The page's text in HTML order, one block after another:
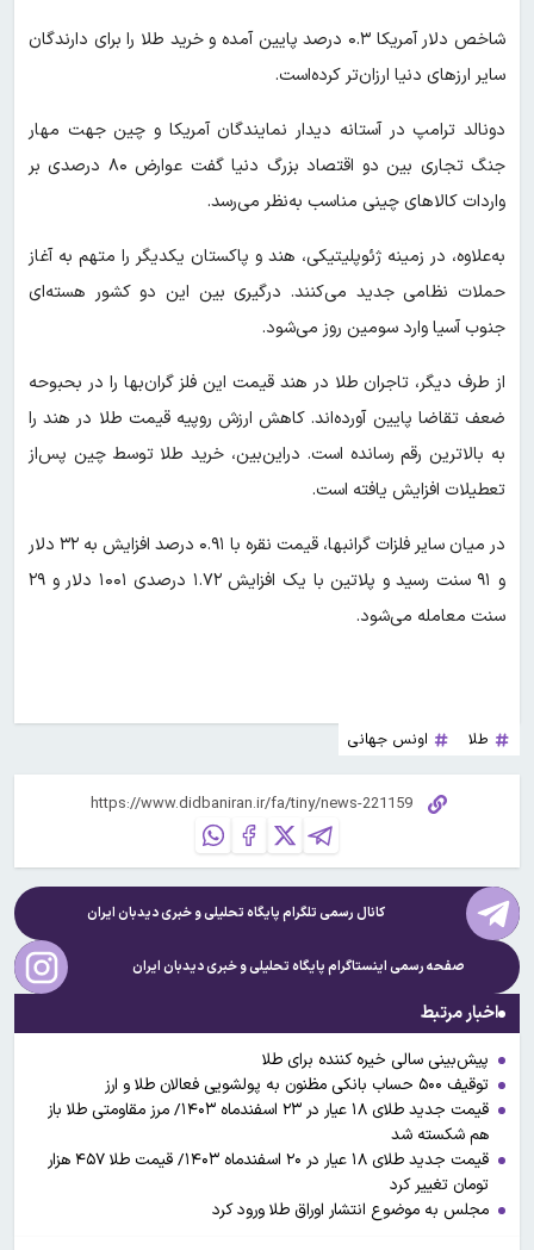
شاخص دلار آمریکا ۰.۳ درصد پایین آمده و خرید طلا را برای دارندگان
سایر ارزهای دنیا ارزان‌تر کرده‌است.
دونالد ترامپ در آستانه دیدار نمایندگان آمریکا و چین جهت مهار
جنگ تجاری بین دو اقتصاد بزرگ دنیا گفت عوارض ۸۰ درصدی بر
واردات کالاهای چینی مناسب به‌نظر می‌رسد.
به‌علاوه، در زمینه ژئوپلیتیکی، هند و پاکستان یکدیگر را متهم به آغاز
حملات نظامی جدید می‌کنند. درگیری بین این دو کشور هسته‌ای
جنوب آسیا وارد سومین روز می‌شود.
از طرف دیگر، تاجران طلا در هند قیمت این فلز گران‌بها را در بحبوحه
ضعف تقاضا پایین آورده‌اند. کاهش ارزش روپیه قیمت طلا در هند را
به بالاترین رقم رسانده است. دراین‌بین، خرید طلا توسط چین پس‌از
تعطیلات افزایش یافته است.
در میان سایر فلزات گرانبها، قیمت نقره با ۰.۹۱ درصد افزایش به ۳۲ دلار
و ۹۱ سنت رسید و پلاتین با یک افزایش ۱.۷۲ درصدی ۱۰۰۱ دلار و ۲۹
سنت معامله می‌شود.
طلا اونس جهانی
کانال رسمی تلگرام پایگاه تحلیلی و خبریدیدبان ایران
صفحه رسمی اینستاگرام پایگاه تحلیلی و خبریدیدبان ایران
اخبار مرتبط
پیش‌بینی سالی خیره کننده برای طلا
توقیف ۵۰۰ حساب بانکی مظنون به پولشویی فعالان طلا و ارز
قیمت جدید طلای ۱۸ عیار در ۲۳ اسفندماه ۱۴۰۳/ مرز مقاومتی طلا باز
هم شکسته شد
قیمت جدید طلای ۱۸ عیار در ۲۰ اسفندماه ۱۴۰۳/ قیمت طلا ۴۵۷ هزار
تومان تغییر کرد
مجلس به موضوع انتشار اوراق طلا ورود کرد